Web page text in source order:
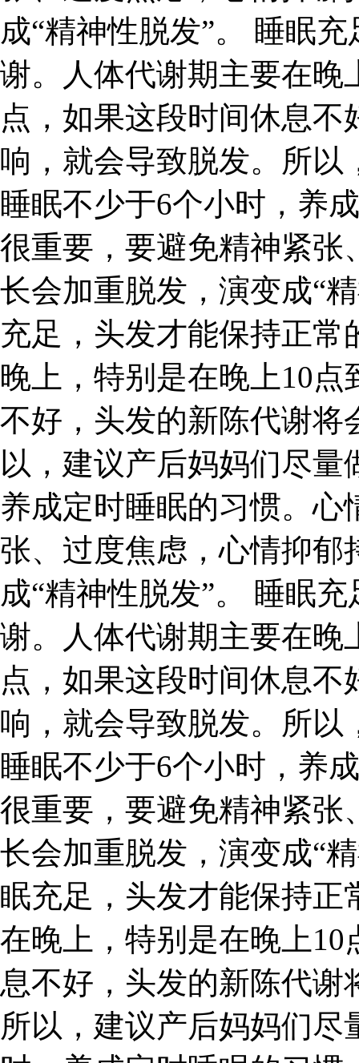
成“精神性脱发”。 睡眠
谢。人体代谢期主要在晚
点，如果这段时间休息
响，就会导致脱发。所以
睡眠不少于6个小时，养
很重要，要避免精神紧张
长会加重脱发，演变成“
充足，头发才能保持正
晚上，特别是在晚上10
不好，头发的新陈代谢将
以，建议产后妈妈们尽
养成定时睡眠的习惯。
张、过度焦虑，心情抑郁
成“精神性脱发”。 睡眠
谢。人体代谢期主要在晚
点，如果这段时间休息
响，就会导致脱发。所以
睡眠不少于6个小时，养
很重要，要避免精神紧张
长会加重脱发，演变成“
眠充足，头发才能保持正
在晚上，特别是在晚上
息不好，头发的新陈代
所以，建议产后妈妈们